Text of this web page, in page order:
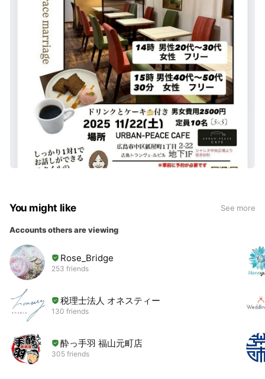
You might like See more
Accounts others are viewing
Rose_Bridge
253 friends
税理士法人 オネスティー
130 friends
酔っ手羽 福山元町店
305 friends